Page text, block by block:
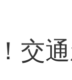
交